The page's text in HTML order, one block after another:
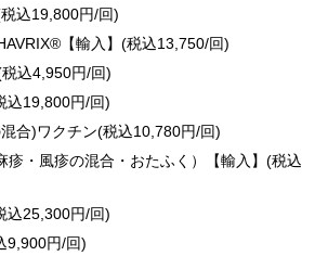
込19,800円/回)
【輸入】(税込13,750/回)
込4,950円/回)
込19,800円/回)
合)ワクチン(税込10,780円/回)
疹・風疹の混合・おたふく）【輸入】(税込
込25,300円/回)
9,900円/回)